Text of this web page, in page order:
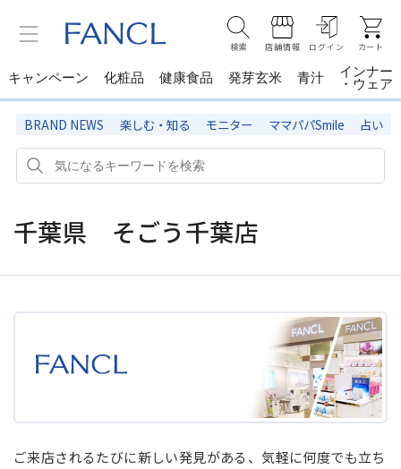
検索 店舗情報 ログイン カート
キャンペーン 化粧品 健康食品 発芽玄米 青汁
インナー
・ウェア
BRAND NEWS 楽しむ・知る モニター ママパパSmile 占い
千葉県 そごう千葉店
ご来店されるたびに新しい発見がある、気軽に何度でも立ち